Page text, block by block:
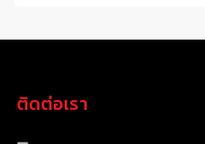
ติดต่อเรา